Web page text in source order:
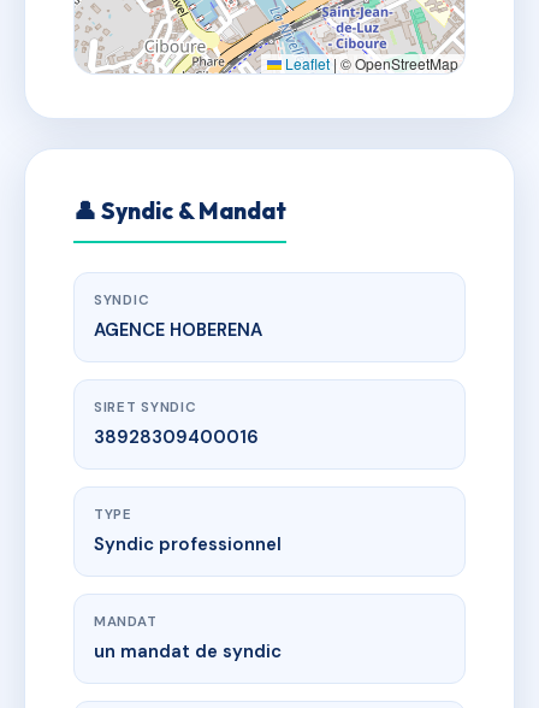
Leaflet | © OpenStreetMap
👤 Syndic & Mandat
SYNDIC
AGENCE HOBERENA
SIRET SYNDIC
38928309400016
TYPE
Syndic professionnel
MANDAT
un mandat de syndic